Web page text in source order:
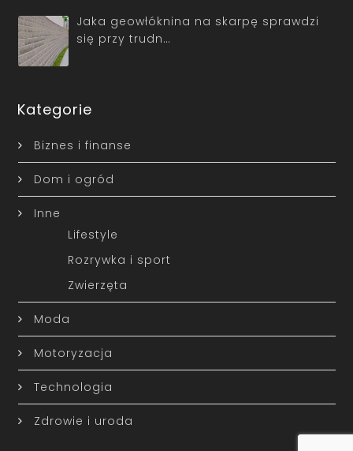
Jaka geowłóknina na skarpę sprawdzi
się przy trudn…
Kategorie
Biznes i finanse
Dom i ogród
Inne
Lifestyle
Rozrywka i sport
Zwierzęta
Moda
Motoryzacja
Technologia
Zdrowie i uroda